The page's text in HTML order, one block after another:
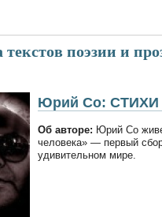
текстов поэзии и
Юрий Со:
Об авторе: Юрий Со
человека» — первый
удивительном мире.